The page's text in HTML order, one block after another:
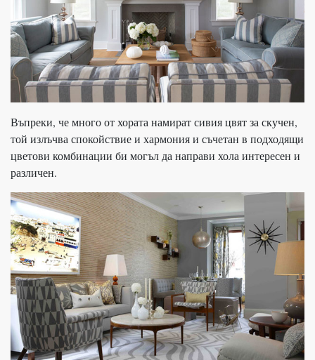
Въпреки, че много от хората намират сивия цвят за скучен,
той излъчва спокойствие и хармония и съчетан в подходящи
цветови комбинации би могъл да направи хола интересен и
различен.